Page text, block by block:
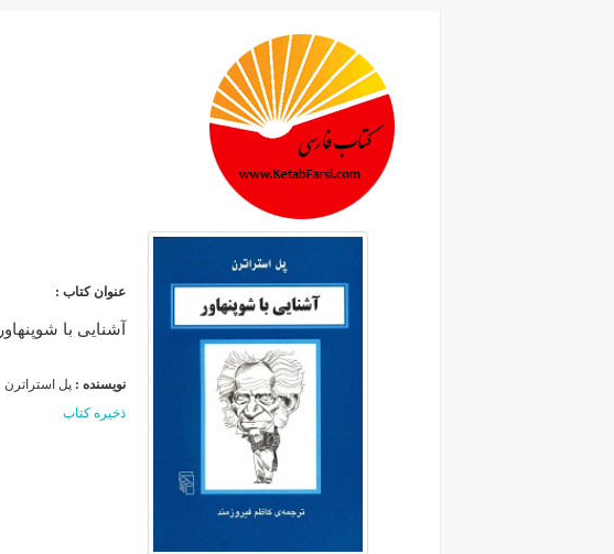
عنوان کتاب :
آشنایی با شوپنهاور
نویسنده : پل استراترن
ذخیره کتاب